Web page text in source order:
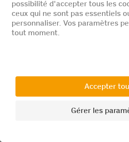
Pearlwater s'approvisionne à
minérale uniques situées
valaisannes et met en
et le contrôle régulier des
elle protège les abords de
préserve durablement leurs